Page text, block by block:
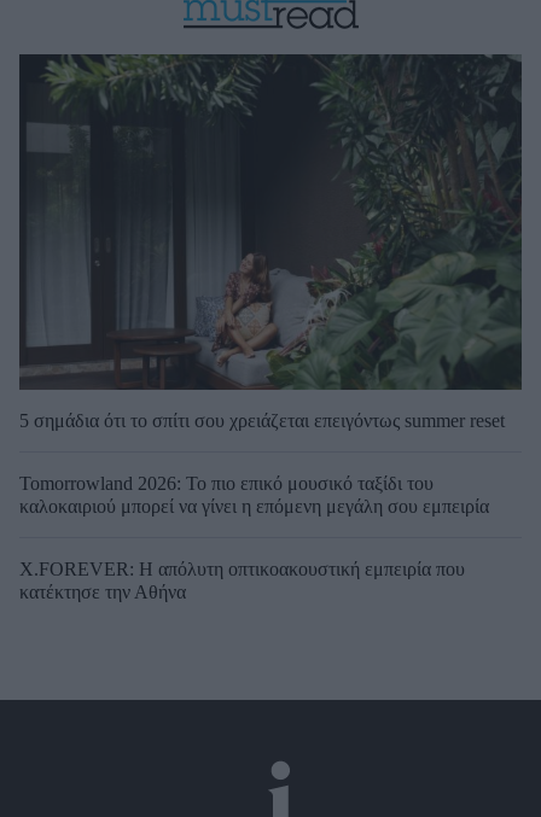
5 σημάδια ότι το σπίτι σου χρειάζεται επειγόντως summer reset
Tomorrowland 2026: Το πιο επικό μουσικό ταξίδι του
καλοκαιριού μπορεί να γίνει η επόμενη μεγάλη σου εμπειρία
X.FOREVER: Η απόλυτη οπτικοακουστική εμπειρία που
κατέκτησε την Αθήνα